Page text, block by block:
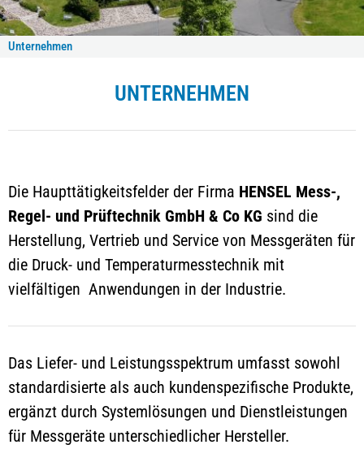
Unternehmen
UNTERNEHMEN
Die Haupttätigkeitsfelder der Firma HENSEL Mess-,
Regel- und Prüftechnik GmbH & Co KG sind die
Herstellung, Vertrieb und Service von Messgeräten für
die Druck- und Temperaturmesstechnik mit
vielfältigen Anwendungen in der Industrie.
Das Liefer- und Leistungsspektrum umfasst sowohl
standardisierte als auch kundenspezifische Produkte,
ergänzt durch Systemlösungen und Dienstleistungen
für Messgeräte unterschiedlicher Hersteller.